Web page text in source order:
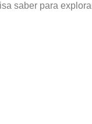
saber para